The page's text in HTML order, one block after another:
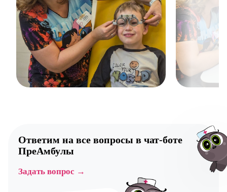
Ответим на все вопросы в чат-боте
ПреАмбулы
Задать вопрос →